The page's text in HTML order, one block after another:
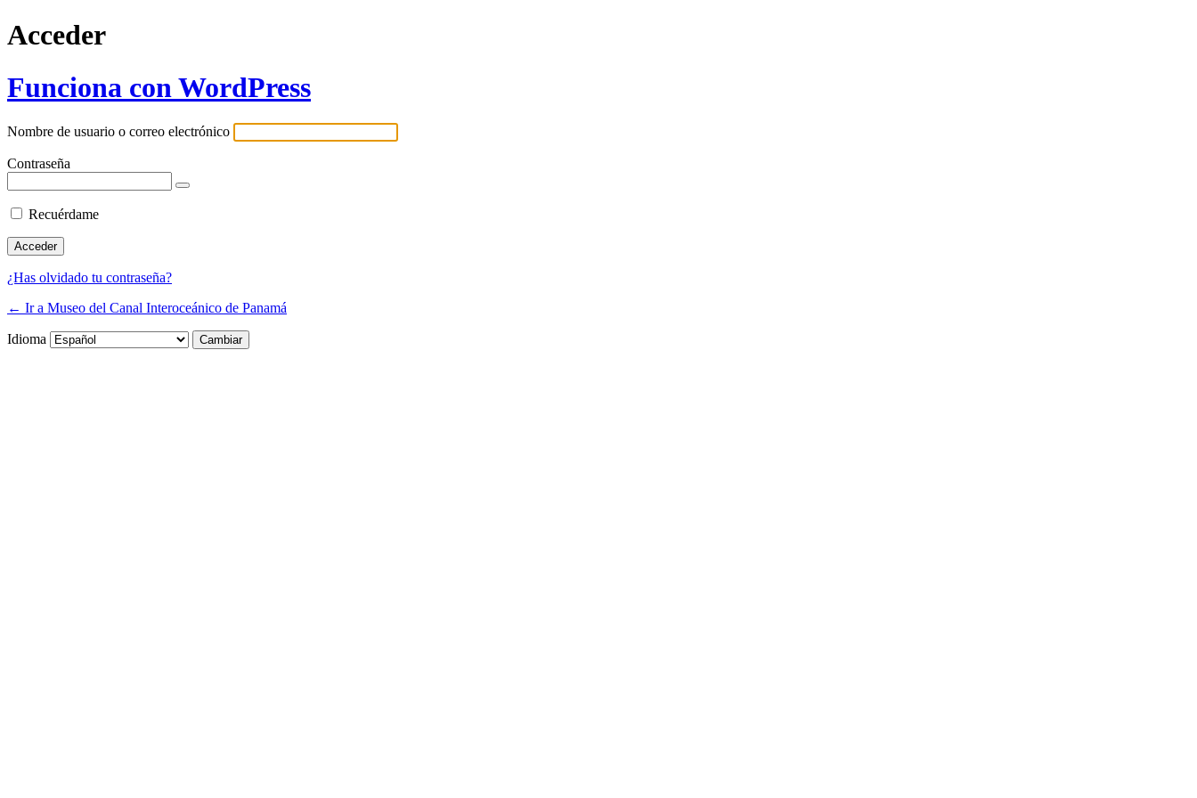
Acceder
Funciona con WordPress
Nombre de usuario o correo electrónico
Contraseña
Recuérdame
¿Has olvidado tu contraseña?
← Ir a Museo del Canal Interoceánico de Panamá
Idioma